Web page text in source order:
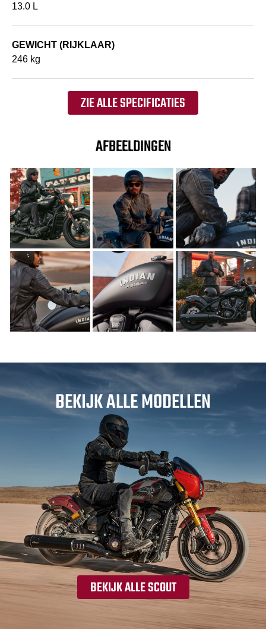
13.0 L
GEWICHT (RIJKLAAR)
246 kg
ZIE ALLE SPECIFICATIES
AFBEELDINGEN
BEKIJK ALLE MODELLEN
BEKIJK ALLE SCOUT